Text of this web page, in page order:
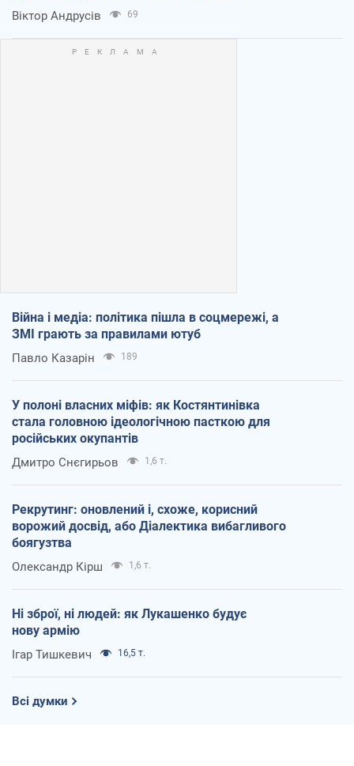
Віктор Андрусів 69
Війна і медіа: політика пішла в соцмережі, а
ЗМІ грають за правилами ютуб
Павло Казарін 189
У полоні власних міфів: як Костянтинівка
стала головною ідеологічною пасткою для
російських окупантів
Дмитро Снєгирьов 1,6 т.
Рекрутинг: оновлений і, схоже, корисний
ворожий досвід, або Діалектика вибагливого
боягузтва
Олександр Кірш 1,6 т.
Ні зброї, ні людей: як Лукашенко будує
нову армію
Ігар Тишкевич 16,5 т.
Всі думки